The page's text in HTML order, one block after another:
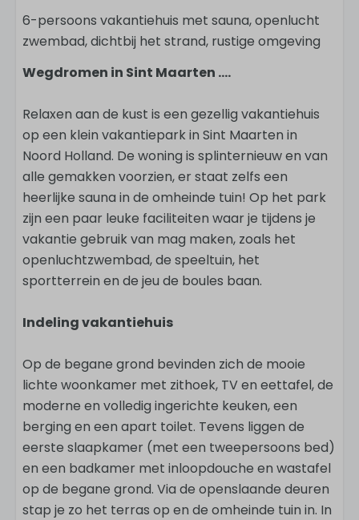
6-persoons vakantiehuis met sauna, openlucht
zwembad, dichtbij het strand, rustige omgeving
Wegdromen in Sint Maarten ....
Relaxen aan de kust is een gezellig vakantiehuis
op een klein vakantiepark in Sint Maarten in
Noord Holland. De woning is splinternieuw en van
alle gemakken voorzien, er staat zelfs een
heerlijke sauna in de omheinde tuin! Op het park
zijn een paar leuke faciliteiten waar je tijdens je
vakantie gebruik van mag maken, zoals het
openluchtzwembad, de speeltuin, het
sportterrein en de jeu de boules baan.
Indeling vakantiehuis
Op de begane grond bevinden zich de mooie
lichte woonkamer met zithoek, TV en eettafel, de
moderne en volledig ingerichte keuken, een
berging en een apart toilet. Tevens liggen de
eerste slaapkamer (met een tweepersoons bed)
en een badkamer met inloopdouche en wastafel
op de begane grond. Via de openslaande deuren
stap je zo het terras op en de omheinde tuin in. In